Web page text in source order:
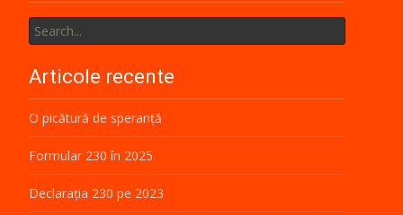
Search
for:
Articole recente
O picătură de speranță
Formular 230 în 2025
Declarația 230 pe 2023